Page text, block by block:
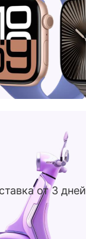
от 3 дней